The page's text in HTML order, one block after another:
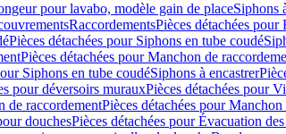
pour lavabo, modèle gain de placeSiphons
RaccordementsPièces détachées pour
Pièces détachées pour Siphons en tube coudé
Pièces détachées pour Manchon de
Siphons en tube coudéSiphons à encastrer
pour déversoirs murauxPièces détachées pour
de raccordementPièces détachées pour
douchesPièces détachées pour Évacuation